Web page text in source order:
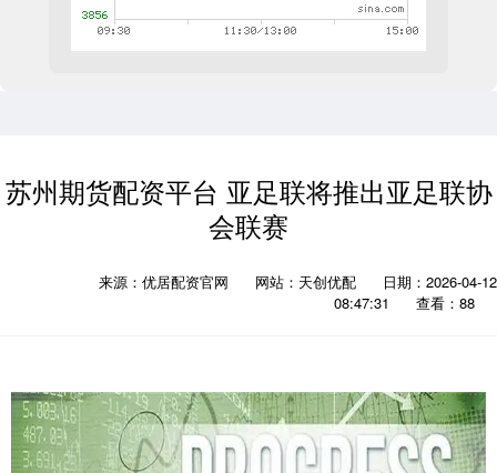
苏州期货配资平台 亚足联将推出亚足联协
会联赛
来源：优居配资官网 网站：天创优配
日期：2026-04-12
08:47:31
查看：88